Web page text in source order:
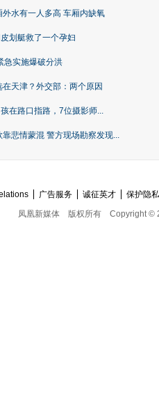
水有一人多高 车厢内缺氧
划艇救了一个孕妇
急实施爆破分洪
天津？外交部：两个原因
在路口指路，7位摄影师...
悲情蒙混 警方现场勘察发现...
广告服务 诚征英才
保护隐
凤凰新媒体
版权所有 Copyright ©